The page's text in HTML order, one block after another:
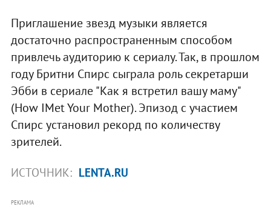
Приглашение звезд музыки является
достаточно распространенным способом
привлечь аудиторию к сериалу. Так, в прошлом
году Бритни Спирс сыграла роль секретарши
Эбби в сериале "Как я встретил вашу маму"
(How IMet Your Mother). Эпизод с участием
Спирс установил рекорд по количеству
зрителей.
ИСТОЧНИК: LENTA.RU
РЕКЛАМА